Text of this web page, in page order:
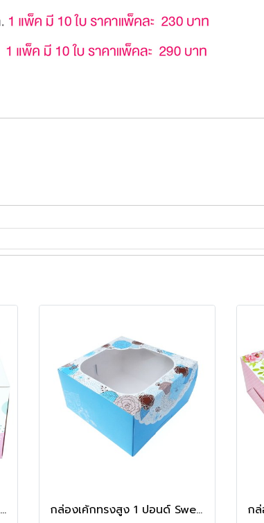
กล่องเค้กทรงสูง 2 ปอนด์ ลาย Minimal กล่องเค้กทรงสูง 1 ปอนด์ Sweet Floral สีฟ้า